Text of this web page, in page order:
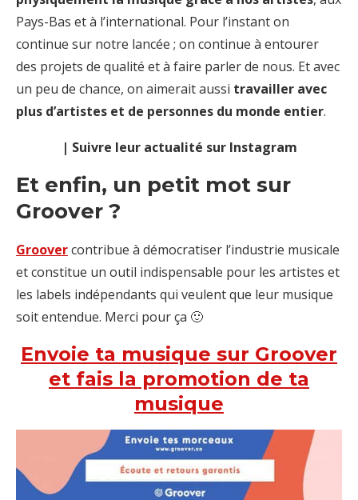
Pays-Bas et à l’international. Pour l’instant on
continue sur notre lancée ; on continue à entourer
des projets de qualité et à faire parler de nous. Et avec
un peu de chance, on aimerait aussi travailler avec
plus d’artistes et de personnes du monde entier.
| Suivre leur actualité sur Instagram
Et enfin, un petit mot sur
Groover ?
Groovercontribue à démocratiser l’industrie musicale
et constitue un outil indispensable pour les artistes et
les labels indépendants qui veulent que leur musique
soit entendue. Merci pour ça 🙂
Envoie ta musique sur Groover
et fais la promotion de ta
musique